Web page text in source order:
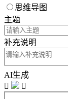
思维导图
主题
补充说明
AI生成

